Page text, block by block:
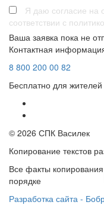
Я даю согласие на
соответствии с
Ваша заявка пока не
Контактная
8 800 200 00 82
Бесплатно для жителей
© 2026 СПК Василек
Копирование текстов
Все факты
порядке
Разработка сайта -